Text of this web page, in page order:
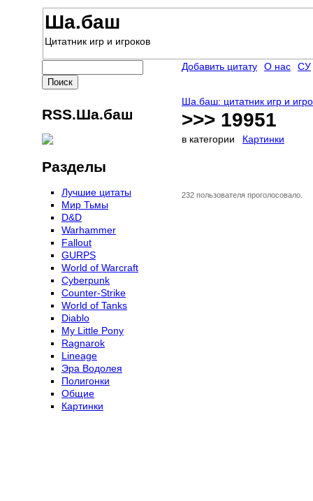
Ша.баш
Цитатник игр и игроков
Ша.баш: цитатник игр и
>>> 19951
в категории Картинки
232 пользователя проголосовало.
Добавить цитату О нас СУ
RSS.Ша.баш
Разделы
Лучшие цитаты
Мир Тьмы
D&D
Warhammer
Fallout
GURPS
World of Warcraft
Сyberpunk
Counter-Strike
World of Tanks
Diablo
My Little Pony
Ragnarok
Lineage
Эра Водолея
Полигонки
Общие
Картинки